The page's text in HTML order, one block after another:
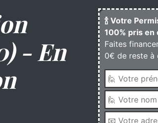
- En
🍾 Votre
100% pris en
Faites
0€ de reste à